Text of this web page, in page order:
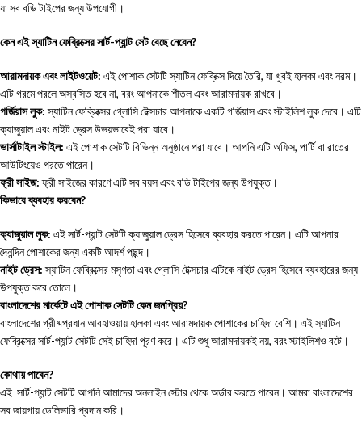
যা সব বডি টাইপের জন্য উপযোগী।
কেন এই স্যাটিন ফেব্রিক্সের সার্ট-প্যান্ট সেট বেছে নেবেন?
আরামদায়ক এবং লাইটওয়েট: এই পোশাক সেটটি স্যাটিন ফেব্রিক্স দিয়ে তৈরি, যা খুবই হালকা এবং নরম।
এটি গরমে পরলে অস্বস্তি হবে না, বরং আপনাকে শীতল এবং আরামদায়ক রাখবে।
গর্জিয়াস লুক:স্যাটিন ফেব্রিক্সের গ্লোসি টেক্সচার আপনাকে একটি গর্জিয়াস এবং স্টাইলিশ লুক দেবে। এটি
ক্যাজুয়াল এবং নাইট ড্রেস উভয়ভাবেই পরা যাবে।
ভার্সাটাইল স্টাইল: এই পোশাক সেটটি বিভিন্ন অনুষ্ঠানে পরা যাবে। আপনি এটি অফিস, পার্টি বা রাতের
আউটিংয়েও পরতে পারেন।
ফ্রী সাইজ:ফ্রী সাইজের কারণে এটি সব বয়স এবং বডি টাইপের জন্য উপযুক্ত।
কিভাবে ব্যবহার করবেন?
ক্যাজুয়াল লুক: এই সার্ট-প্যান্ট সেটটি ক্যাজুয়াল ড্রেস হিসেবে ব্যবহার করতে পারেন। এটি আপনার
দৈনন্দিন পোশাকের জন্য একটি আদর্শ পছন্দ।
নাইট ড্রেস:স্যাটিন ফেব্রিক্সের মসৃণতা এবং গ্লোসি টেক্সচার এটিকে নাইট ড্রেস হিসেবে ব্যবহারের জন্য
উপযুক্ত করে তোলে।
বাংলাদেশের মার্কেটে এই পোশাক সেটটি কেন জনপ্রিয়?
বাংলাদেশের গ্রীষ্মপ্রধান আবহাওয়ায় হালকা এবং আরামদায়ক পোশাকের চাহিদা বেশি। এই স্যাটিন
ফেব্রিক্সের সার্ট-প্যান্ট সেটটি সেই চাহিদা পূরণ করে। এটি শুধু আরামদায়কই নয়, বরং স্টাইলিশও বটে।
কোথায় পাবেন?
এই সার্ট-প্যান্ট সেটটি আপনি আমাদেরঅনলাইন স্টোরথেকে অর্ডার করতে পারেন। আমরা বাংলাদেশের
সব জায়গায় ডেলিভারি প্রদান করি।